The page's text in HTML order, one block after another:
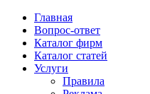
Главная
Вопрос-ответ
Каталог фирм
Каталог статей
Услуги
Правила